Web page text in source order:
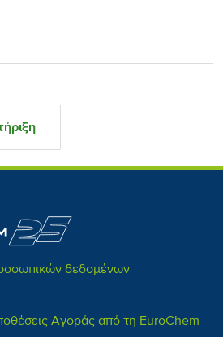
δεδομένων
Αγοράς από τη EuroChem